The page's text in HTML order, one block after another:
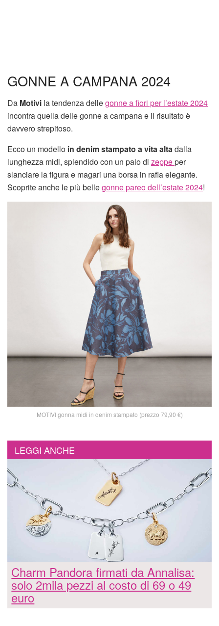
GONNE A CAMPANA 2024
Da Motivi la tendenza dellegonne a fiori per l’estate 2024
incontra quella delle gonne a campana e il risultato è
davvero strepitoso.
Ecco un modello in denim stampato a vita altadalla
lunghezza midi, splendido con un paio di zeppeper
slanciare la figura e magari una borsa in rafia elegante.
Scoprite anche le più bellegonne pareo dell’estate 2024!
MOTIVI gonna midi in denim stampato (prezzo 79,90 €)
LEGGI ANCHE
Charm Pandora firmati da Annalisa:
solo 2mila pezzi al costo di 69 o 49
euro